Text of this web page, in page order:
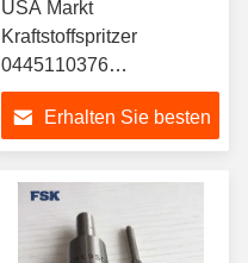
USA Markt
Kraftstoffspritzer
0445110376
0445110417
0445110250 Für
Cummins 5258744
Erhalten Sie besten